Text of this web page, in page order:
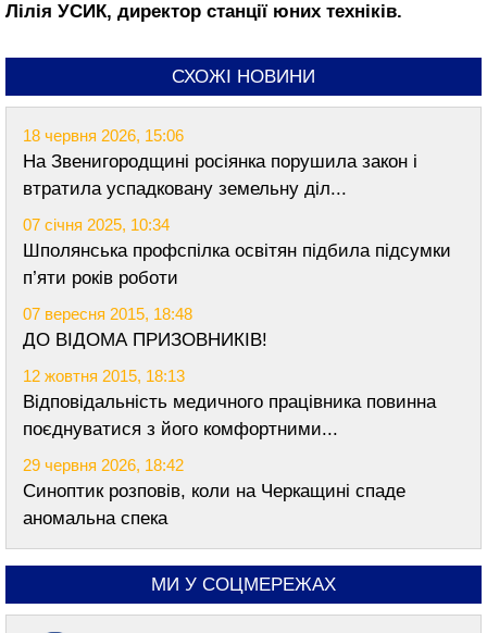
Лілія УСИК, директор станції юних техніків.
СХОЖІ НОВИНИ
18 червня 2026, 15:06
На Звенигородщині росіянка порушила закон і
втратила успадковану земельну діл...
07 січня 2025, 10:34
Шполянська профспілка освітян підбила підсумки
п’яти років роботи
07 вересня 2015, 18:48
ДО ВІДОМА ПРИЗОВНИКІВ!
12 жовтня 2015, 18:13
Відповідальність медичного працівника повинна
поєднуватися з його комфортними...
29 червня 2026, 18:42
Синоптик розповів, коли на Черкащині спаде
аномальна спека
МИ У СОЦМЕРЕЖАХ